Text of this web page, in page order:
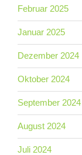
Februar 2025
Januar 2025
Dezember 2024
Oktober 2024
September 2024
August 2024
Juli 2024